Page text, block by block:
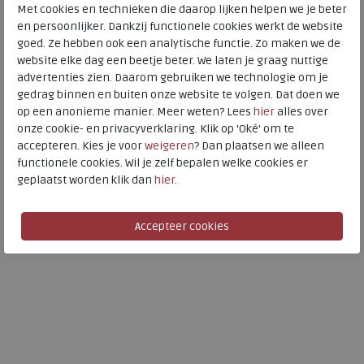
FitFlop
F-Mode Flatform Chelsea all
black
wijdte Wijdtemaat N
€ 184,95
€ 110,97
40
41
FitFlop
F-Mode Flatform Chelsea all
black
wijdte Wijdtemaat N
€ 184,95
Beschikbare maten
36 37 38 39 40
Met cookies en technieken die daarop lijken helpen we je beter
en persoonlijker. Dankzij functionele cookies werkt de website
goed. Ze hebben ook een analytische functie. Zo maken we de
website elke dag een beetje beter. We laten je graag nuttige
advertenties zien. Daarom gebruiken we technologie om je
gedrag binnen en buiten onze website te volgen. Dat doen we
op een anonieme manier. Meer weten? Lees hieralles over
onze cookie- en privacyverklaring. Klik op 'Oké' om te
accepteren. Kies je voorweigeren? Dan plaatsen we alleen
functionele cookies. Wil je zelf bepalen welke cookies er
geplaatst worden klik dan hier.